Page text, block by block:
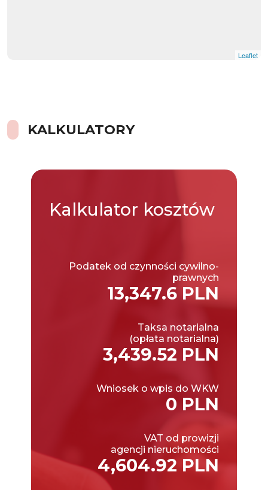
Leaflet
KALKULATORY
Kalkulator kosztów
Podatek od czynności cywilno-
prawnych
13,347.6 PLN
Taksa notarialna
(opłata notarialna)
3,439.52 PLN
Wniosek o wpis do WKW
0 PLN
VAT od prowizji
agencji nieruchomości
4,604.92 PLN